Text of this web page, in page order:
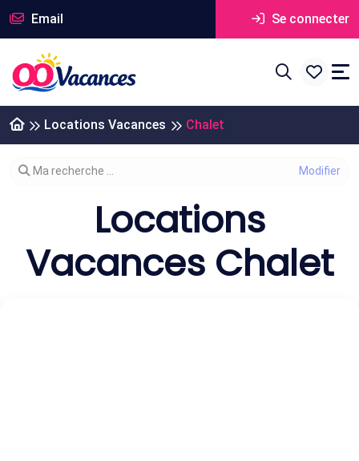
Email Se connecter
Locations Vacances Chalet
Modifier votre recherche
Ma recherche ...
Locations
Vacances Chalet